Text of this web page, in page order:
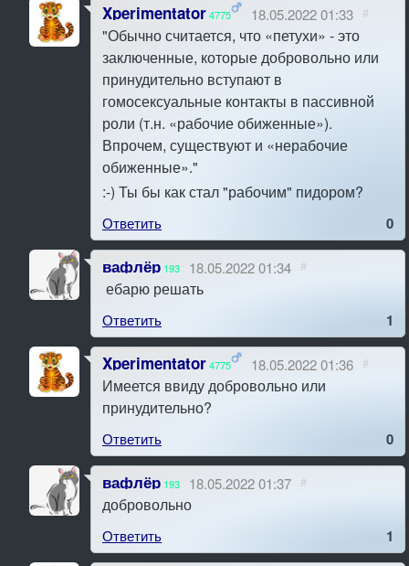
Xperimentator4775 18.05.2022 01:33 #
"Обычно считается, что «петухи» - это
заключенные, которые добровольно или
принудительно вступают в
гомосексуальные контакты в пассивной
роли (т.н. «рабочие обиженные»).
Впрочем, существуют и «нерабочие
обиженные»."
:-) Ты бы как стал "рабочим" пидором?
Ответить 0
вафлёр 193 18.05.2022 01:34 #
ебарю решать
Ответить 1
Xperimentator4775 18.05.2022 01:36 #
Имеется ввиду добровольно или
принудительно?
Ответить 0
вафлёр 193 18.05.2022 01:37 #
добровольно
Ответить 1